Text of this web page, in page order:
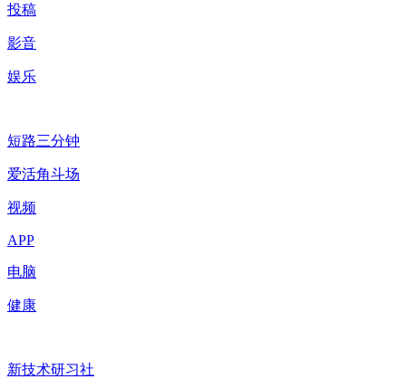
投稿
影音
娱乐
短路三分钟
爱活角斗场
视频
APP
电脑
健康
新技术研习社